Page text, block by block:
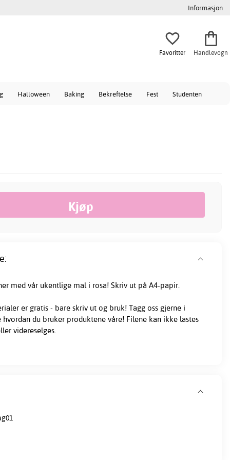
Informasjon
Favoritter Handlevogn
Halloween Baking Bekreftelse Fest Studenten
med vår ukentlige mal i rosa! Skriv ut på A4-papir.
er gratis - bare skriv ut og bruk! Tagg oss gjerne i
du bruker produktene våre! Filene kan ikke lastes
videreselges.